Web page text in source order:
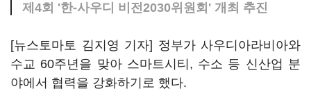
제4회 '한-사우디 비전2030위원회' 개최 추진
[뉴스토마토 김지영 기자] 정부가 사우디아라비아와
수교 60주년을 맞아 스마트시티, 수소 등 신산업 분
야에서 협력을 강화하기로 했다.